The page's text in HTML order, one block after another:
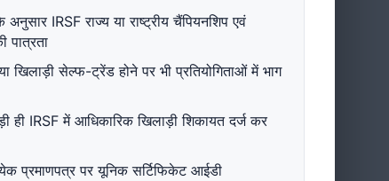
अनुसार IRSF राज्य या राष्ट्रीय चैंपियनशिप एवं
पात्रता
खिलाड़ी सेल्फ-ट्रेंड होने पर भी प्रतियोगिताओं में भाग
ही IRSF में आधिकारिक खिलाड़ी शिकायत दर्ज कर
प्रमाणपत्र पर यूनिक सर्टिफिकेट आईडी
मोबाइल *